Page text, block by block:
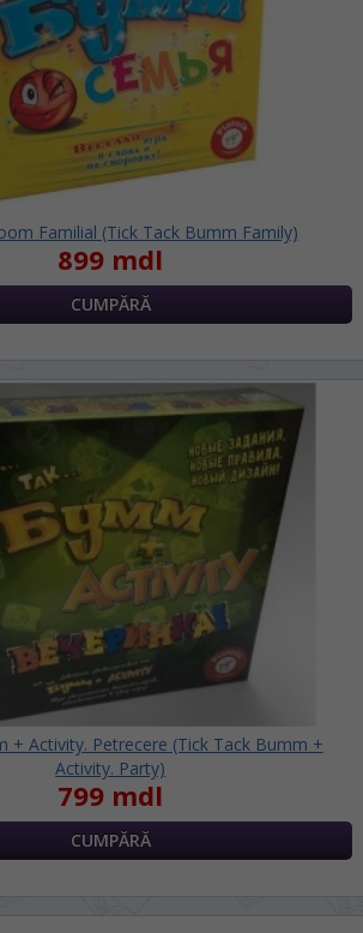
Familial (Tick Tack Bumm Family)
899 mdl
+ Activity. Petrecere (Tick Tack Bumm +
Activity. Party)
799 mdl
/ ЯЗЫК САЙТА
să vedeți site-ul
наш сайт?
o singură dată, apoi
alegerea limbii.
asta în colțul din
язык сайта,
сделать в правом
страницы.
RU